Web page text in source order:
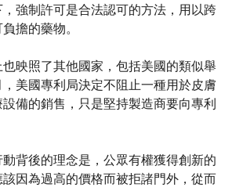
強制許可是合法認可的方法，用以跨
擔的藥物。
映照了其他國家，包括美國的類似舉
美國專利局決定不阻止一種用於皮膚
備的銷售，只是堅持製造商要向專利
背後的理念是，公眾有權獲得創新的
因為過高的價格而被拒諸門外，從而